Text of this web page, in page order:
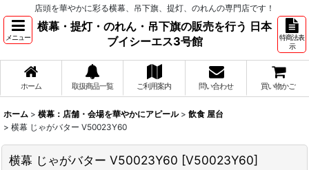
店頭を華やかに彩る横幕、吊下旗、提灯、のれんの専門店です！
メニュー
横幕・提灯・のれん・吊下旗の販売を行う 日本
ブイシーエス3号館
特商法表
示
ホーム 取扱商品一覧 ご利用案内 問い合わせ 買い物かご
ホーム > 横幕：店舗・会場を華やかにアピール > 飲食 屋台
> 横幕 じゃがバター V50023Y60
横幕 じゃがバター V50023Y60 [V50023Y60]